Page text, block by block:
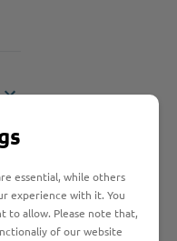
essential, while others
experience with it. You
to allow. Please note that,
of our website